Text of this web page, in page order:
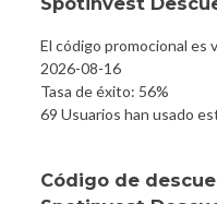
El código promocional es
2026-08-16
Tasa de éxito: 56%
69 Usuarios han usado
Código de